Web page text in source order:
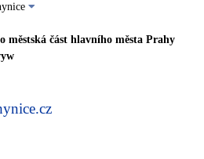
městská část hlavního města Prahy